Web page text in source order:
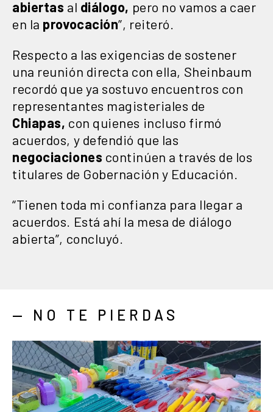
abiertas al diálogo, pero no vamos a caer
en la provocación”, reiteró.
Respecto a las exigencias de sostener
una reunión directa con ella, Sheinbaum
recordó que ya sostuvo encuentros con
representantes magisteriales de
Chiapas, con quienes incluso firmó
acuerdos, y defendió que las
negociaciones continúen a través de los
titulares de Gobernación y Educación.
“Tienen toda mi confianza para llegar a
acuerdos. Está ahí la mesa de diálogo
abierta”, concluyó.
— NO TE PIERDAS